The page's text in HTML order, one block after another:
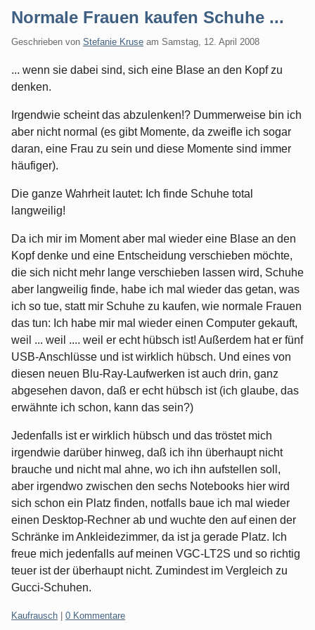
Normale Frauen kaufen Schuhe ...
Geschrieben von Stefanie Kruse am Samstag, 12. April 2008
... wenn sie dabei sind, sich eine Blase an den Kopf zu
denken.
Irgendwie scheint das abzulenken!? Dummerweise bin ich
aber nicht normal (es gibt Momente, da zweifle ich sogar
daran, eine Frau zu sein und diese Momente sind immer
häufiger).
Die ganze Wahrheit lautet: Ich finde Schuhe total
langweilig!
Da ich mir im Moment aber mal wieder eine Blase an den
Kopf denke und eine Entscheidung verschieben möchte,
die sich nicht mehr lange verschieben lassen wird, Schuhe
aber langweilig finde, habe ich mal wieder das getan, was
ich so tue, statt mir Schuhe zu kaufen, wie normale Frauen
das tun: Ich habe mir mal wieder einen Computer gekauft,
weil ... weil .... weil er echt hübsch ist! Außerdem hat er fünf
USB-Anschlüsse und ist wirklich hübsch. Und eines von
diesen neuen Blu-Ray-Laufwerken ist auch drin, ganz
abgesehen davon, daß er echt hübsch ist (ich glaube, das
erwähnte ich schon, kann das sein?)
Jedenfalls ist er wirklich hübsch und das tröstet mich
irgendwie darüber hinweg, daß ich ihn überhaupt nicht
brauche und nicht mal ahne, wo ich ihn aufstellen soll,
aber irgendwo zwischen den sechs Notebooks hier wird
sich schon ein Platz finden, notfalls baue ich mal wieder
einen Desktop-Rechner ab und wuchte den auf einen der
Schränke im Ankleidezimmer, da ist ja gerade Platz. Ich
freue mich jedenfalls auf meinen VGC-LT2S und so richtig
teuer ist der überhaupt nicht. Zumindest im Vergleich zu
Gucci-Schuhen.
Kategorien:
Kaufrausch 0 Kommentare